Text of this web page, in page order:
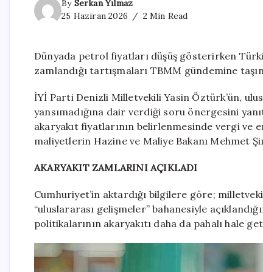
By Serkan Yılmaz
25 Haziran 2026
2 Min Read
Dünyada petrol fiyatları düşüş gösterirken
zamlandığı tartışmaları TBMM gündemine
İYİ Parti Denizli Milletvekili Yasin Öztürk’ün,
yansımadığına dair verdiği soru önergesini
akaryakıt fiyatlarının belirlenmesinde vergi ve
maliyetlerin Hazine ve Maliye Bakanı Mehmet
AKARYAKIT ZAMLARINI AÇIKLADI
Cumhuriyet’in aktardığı bilgilere göre;
“uluslararası gelişmeler” bahanesiyle
politikalarının akaryakıtı daha da pahalı hale